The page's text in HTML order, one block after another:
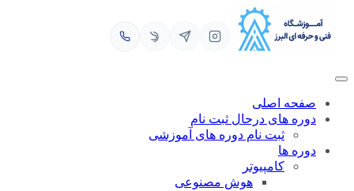
محتوا
صفحه اصلی
دوره های درحال ثبت نام
ثبت نام دوره های آموزشی
دوره ها
کامپیوتر
هوش مصنوعی